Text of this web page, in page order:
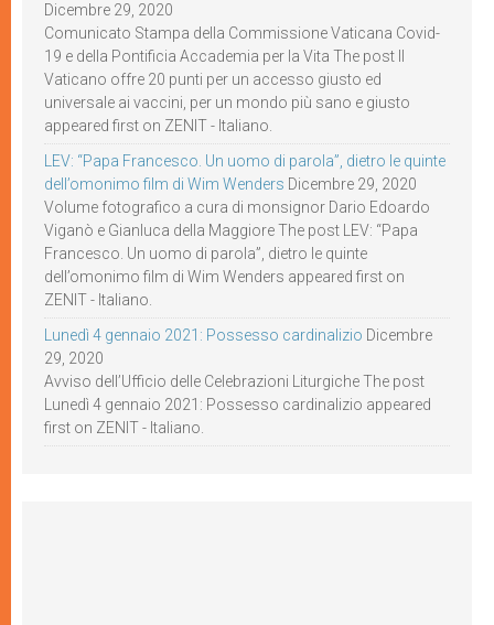
Dicembre 29, 2020
Comunicato Stampa della Commissione Vaticana Covid-
19 e della Pontificia Accademia per la Vita The post Il
Vaticano offre 20 punti per un accesso giusto ed
universale ai vaccini, per un mondo più sano e giusto
appeared first on ZENIT - Italiano.
LEV: “Papa Francesco. Un uomo di parola”, dietro le quinte
dell’omonimo film di Wim Wenders Dicembre 29, 2020
Volume fotografico a cura di monsignor Dario Edoardo
Viganò e Gianluca della Maggiore The post LEV: “Papa
Francesco. Un uomo di parola”, dietro le quinte
dell’omonimo film di Wim Wenders appeared first on
ZENIT - Italiano.
Lunedì 4 gennaio 2021: Possesso cardinalizio Dicembre
29, 2020
Avviso dell’Ufficio delle Celebrazioni Liturgiche The post
Lunedì 4 gennaio 2021: Possesso cardinalizio appeared
first on ZENIT - Italiano.